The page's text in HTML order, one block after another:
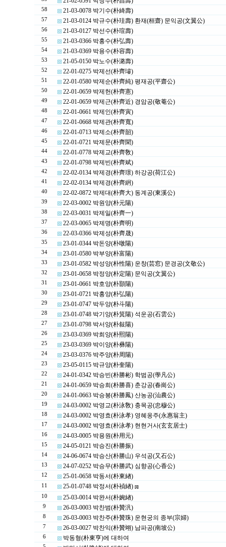
58 21-03-0078 박기수(朴綺壽)
57 21-03-0124 박규수(朴珪壽) 환재(桓齋) 문익공(文翼公)
56 21-03-0127 박선수(朴瑄壽)
55 21-03-0366 박홍수(朴弘壽)
54 21-03-0369 박용수(朴容壽)
53 21-05-0150 박노수(朴潞壽)
52 22-01-0275 박제선(朴齊璿)
51 22-01-0580 박제순(朴齊純) 평재공(平齋公)
50 22-01-0659 박제헌(朴齊憲)
49 22-01-0659 박제근(朴齊近) 경암공(敬菴公)
48 22-01-0661 박제인(朴齊寅)
47 22-01-0668 박제관(朴齊寬)
46 22-01-0713 박제소(朴齊韶)
45 22-01-0721 박제문(朴齊聞)
44 22-01-0778 박제교(朴齊敎)
43 22-01-0798 박제빈(朴齊斌)
42 22-02-0134 박제경(朴齊璟) 하강공(荷江公)
41 22-02-0134 박제경(朴齊絅)
40 22-02-0872 박제대(朴齊大) 동계공(東溪公)
39 22-03-0002 박원양(朴元陽)
38 22-03-0031 박제일(朴齊一)
37 22-03-0065 박제명(朴齊明)
36 22-03-0366 박제성(朴齊晟)
35 23-01-0344 박돈양(朴暾陽)
34 23-01-0580 박부양(朴富陽)
33 23-01-0582 박성양(朴性陽) 운창(芸窓) 문경공(文敬公)
32 23-01-0658 박정양(朴定陽) 문익공(文翼公)
31 23-01-0661 박호양(朴顥陽)
30 23-01-0721 박홍양(朴弘陽)
29 23-01-0747 박두양(朴斗陽)
28 23-01-0748 박기양(朴箕陽) 석운공(石雲公)
27 23-01-0798 박서양(朴敍陽)
26 23-03-0369 박희양(朴熙陽)
25 23-03-0369 박이양(朴彝陽)
24 23-03-0376 박주양(朴周陽)
23 23-05-0115 박규양(朴奎陽)
22 24-01-0342 박승빈(朴勝彬) 학범공(學凡公)
21 24-01-0659 박승희(朴勝喜) 춘강공(春崗公)
20 24-01-0663 박승봉(朴勝鳳) 산농공(汕農公)
19 24-03-0002 박영교(朴泳敎) 충목공(忠穆公)
18 24-03-0002 박영효(朴泳孝) 영혜옹주(永惠翁主)
17 24-03-0002 박영효(朴泳孝) 현현거사(玄玄居士)
16 24-03-0005 박용원(朴用元)
15 24-05-0121 박승진(朴勝振)
14 24-06-0674 박승산(朴勝山) 우석공(又石公)
13 24-07-0252 박승무(朴勝武) 심향공(心香公)
12 25-01-0658 박동서(朴東緖)
11 25-01-0748 박정서(朴禎緖) [1]
10 25-03-0014 박완서(朴婉緖)
9 26-03-0003 박찬범(朴贊汎)
8 26-03-0003 박찬주(朴贊珠) 운현궁의 종부(宗婦)
7 26-03-0027 박찬익(朴贊翊) 남파공(南坡公)
6 박동형(朴東亨)에 대하여